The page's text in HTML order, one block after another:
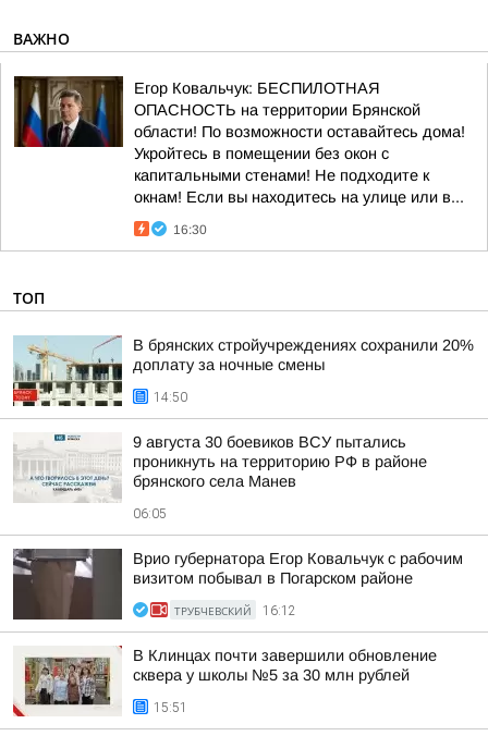
ВАЖНО
Егор Ковальчук: БЕСПИЛОТНАЯ
ОПАСНОСТЬ на территории Брянской
области! По возможности оставайтесь дома!
Укройтесь в помещении без окон с
капитальными стенами! Не подходите к
окнам! Если вы находитесь на улице или в...
16:30
ТОП
В брянских стройучреждениях сохранили 20%
доплату за ночные смены
14:50
9 августа 30 боевиков ВСУ пытались
проникнуть на территорию РФ в районе
брянского села Манев
06:05
Врио губернатора Егор Ковальчук с рабочим
визитом побывал в Погарском районе
ТРУБЧЕВСКИЙ 16:12
В Клинцах почти завершили обновление
сквера у школы №5 за 30 млн рублей
15:51